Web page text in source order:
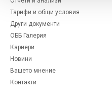
Тарифи и общи условия
Други документи
ОББ Галерия
Кариери
Новини
Вашето мнение
Контакти